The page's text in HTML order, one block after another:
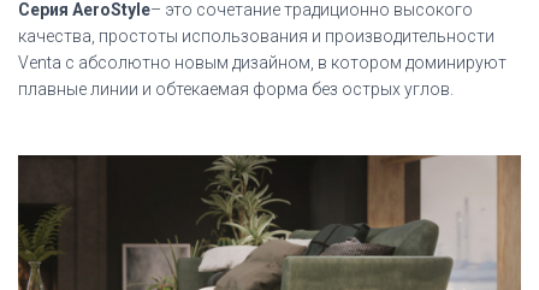
Серия AeroStyle– это сочетание традиционно высокого
качества, простоты использования и производительности
Venta с абсолютно новым дизайном, в котором доминируют
плавные линии и обтекаемая форма без острых углов.